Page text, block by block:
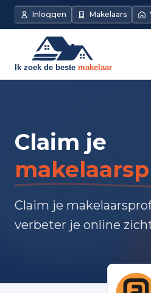
Inloggen Makelaars
Claim je
Claim je
verbeter je online